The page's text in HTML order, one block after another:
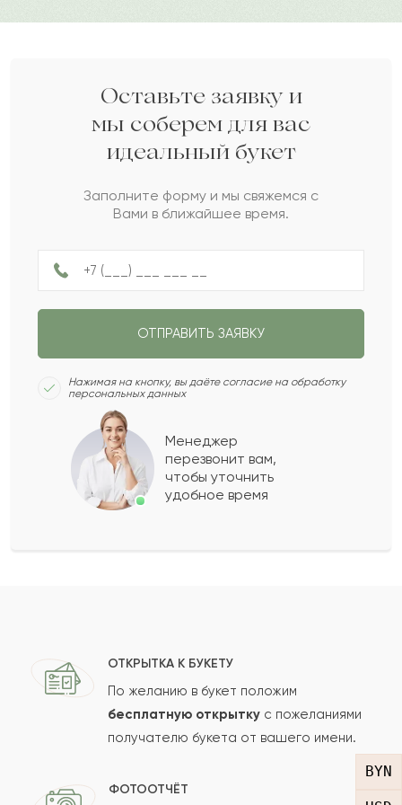
BYN
Е 2022-07-22
Епифан
2022-03-29
Сапар
Гульбанат
Сагида
В Варвара
Мелисса
Показать еще
Ваш e-mail
Отзыв
Оставьте заявку и
мы соберем для вас
идеальный букет
Заполните форму и мы свяжемся с
Вами в ближайшее время.
ОТПРАВИТЬ ЗАЯВКУ
Нажимая на кнопку, вы даёте согласие на обработку
персональных данных
Менеджер
перезвонит вам,
чтобы уточнить
удобное время
ОТКРЫТКА К БУКЕТУ
По желанию в букет положим
бесплатную открытку с пожеланиями
получателю букета от вашего имени.
ФОТООТЧЁТ